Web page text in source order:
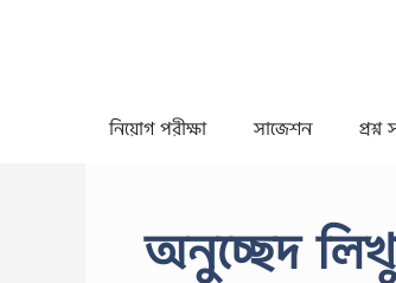
নিয়োগ পরীক্ষা সাজেশন প্রশ্ন
অনুচ্ছেদ